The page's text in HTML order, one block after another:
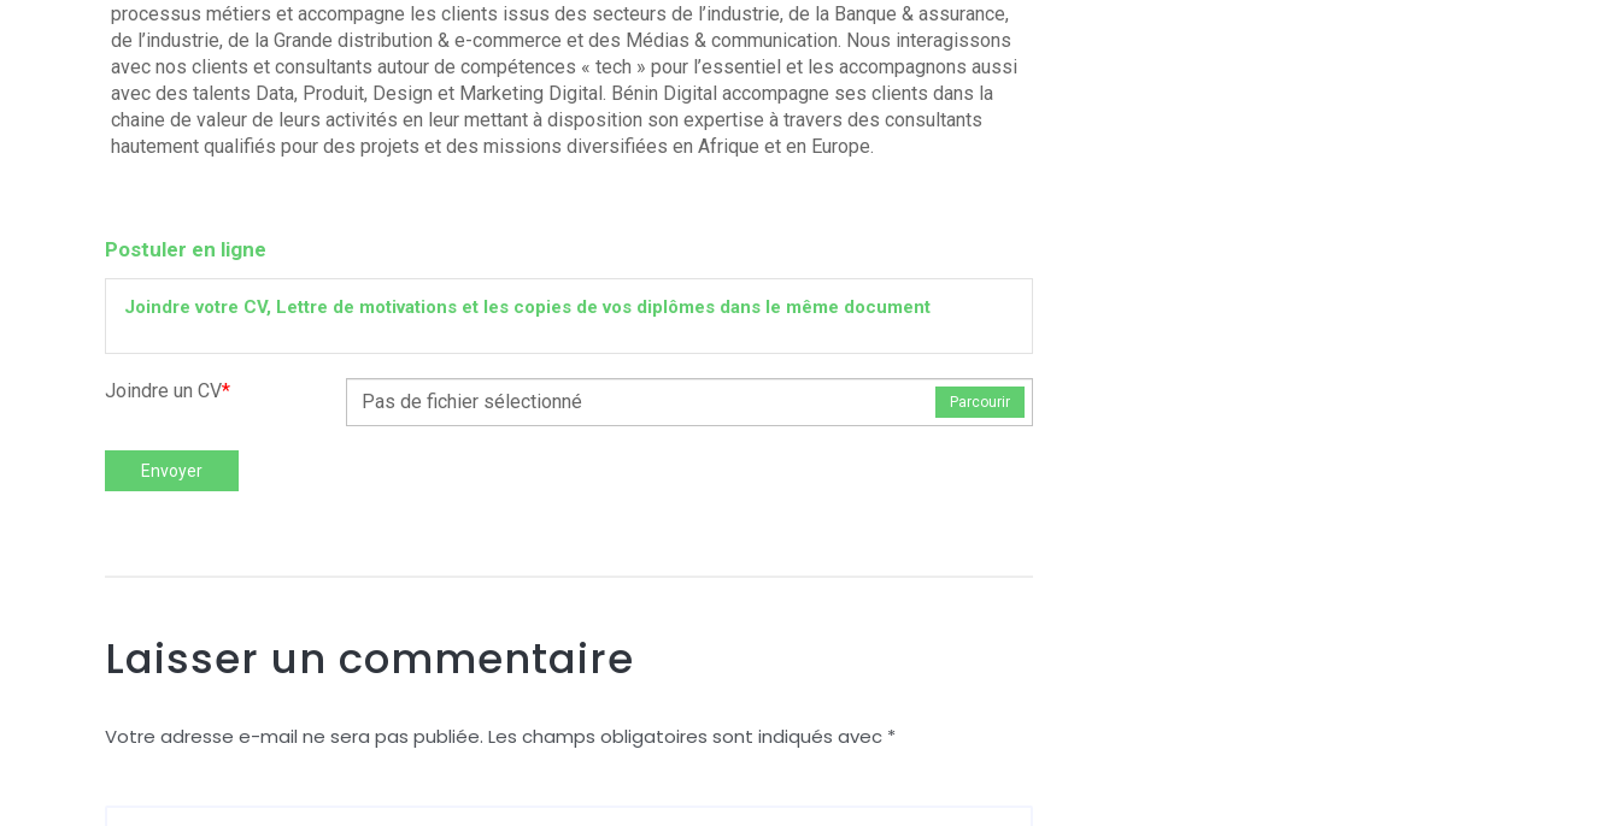
processus métiers et accompagne les clients issus des secteurs de l’industrie, de la Banque & assurance,
de l’industrie, de la Grande distribution & e-commerce et des Médias & communication. Nous interagissons
avec nos clients et consultants autour de compétences « tech » pour l’essentiel et les accompagnons aussi
avec des talents Data, Produit, Design et Marketing Digital. Bénin Digital accompagne ses clients dans la
chaine de valeur de leurs activités en leur mettant à disposition son expertise à travers des consultants
hautement qualifiés pour des projets et des missions diversifiées en Afrique et en Europe.
Postuler en ligne
Joindre votre CV, Lettre de motivations et les copies de vos diplômes dans le même document
Joindre un CV* Pas de fichier sélectionné Parcourir
Envoyer
Laisser un commentaire
Votre adresse e-mail ne sera pas publiée. Les champs obligatoires sont indiqués avec *